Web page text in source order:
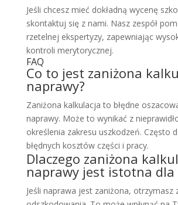
Jeśli chcesz mieć dokładną wycenę
skontaktuj się z nami. Nasz zespół
rzetelnej ekspertyzy, zapewniając
kontroli merytorycznej.
FAQ
Co to jest zaniżona
naprawy?
Zaniżona kalkulacja to błędne
naprawy. Może to wynikać z
określenia zakresu uszkodzeń. Często
błędnych kosztów części i pracy.
Dlaczego zaniżona
naprawy jest istotna dla
Jeśli naprawa jest zaniżona, otrzymasz